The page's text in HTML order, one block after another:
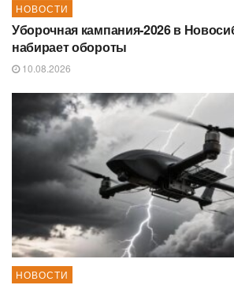
НОВОСТИ
Уборочная кампания‑2026 в
набирает обороты
10.08.2026
НОВОСТИ